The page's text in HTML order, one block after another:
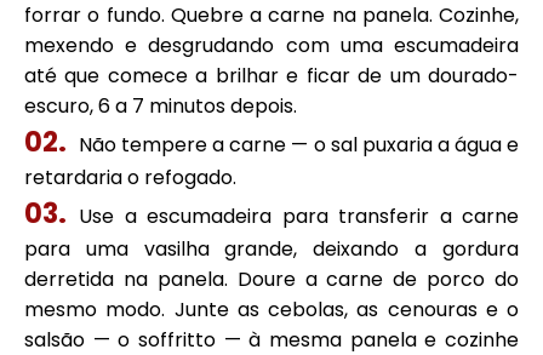
forrar o fundo. Quebre a carne na panela. Cozinhe,
mexendo e desgrudando com uma escumadeira
até que comece a brilhar e ficar de um dourado-
escuro, 6 a 7 minutos depois.
Não tempere a carne — o sal puxaria a água e
retardaria o refogado.
Use a escumadeira para transferir a carne
para uma vasilha grande, deixando a gordura
derretida na panela. Doure a carne de porco do
mesmo modo. Junte as cebolas, as cenouras e o
salsão — o soffritto — à mesma panela e cozinhe